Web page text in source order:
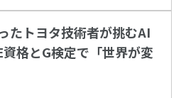
たトヨタ技術者が挑むAI
格とG検定で「世界が変